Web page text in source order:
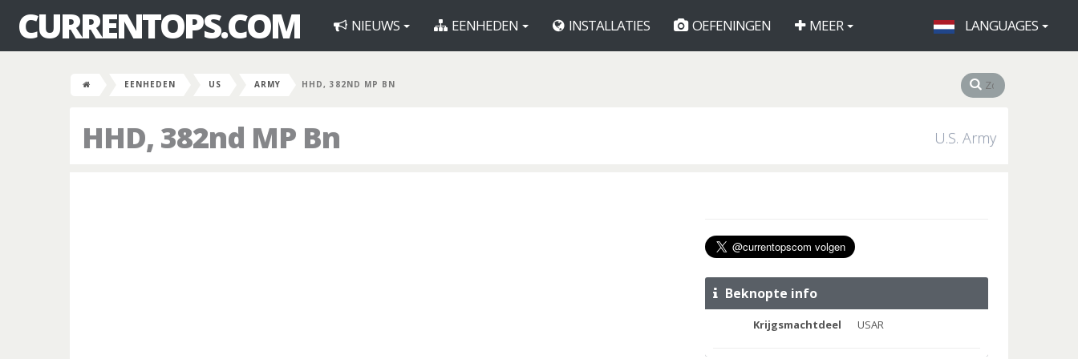
CURRENTOPS.COM NIEUWS EENHEDEN INSTALLATIES OEFENINGEN MEER LANGUAGES
EENHEDEN US ARMY HHD, 382ND MP BN
HHD, 382nd MP Bn U.S. Army
Beknopte info
Krijgsmachtdeel USAR